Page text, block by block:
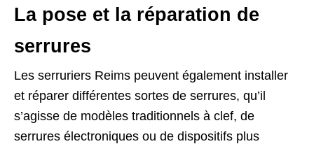
La pose et la réparation de
serrures
Les serruriers Reims peuvent également installer
et réparer différentes sortes de serrures, qu’il
s’agisse de modèles traditionnels à clef, de
serrures électroniques ou de dispositifs plus